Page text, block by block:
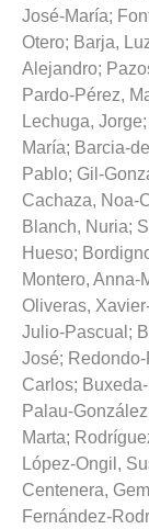
José-María;
Otero; Barja,
Alejandro;
Pardo-Pérez,
Lechuga, Jorge;
María; Barcia-
Pablo; Gil-
Cachaza, Noa-
Blanch, Nuria;
Hueso;
Montero, Anna-
Oliveras,
Julio-Pascual ;
José;
Carlos;
Palau-
Marta;
López-Ongil,
Centenera,
Fernández-